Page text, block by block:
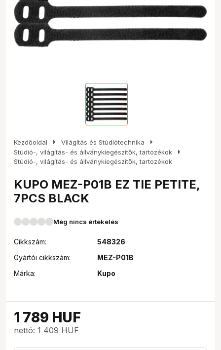
Kezdőoldal arrow_right Világítás és Stúdiótechnika arrow_right
Stúdió-, világítás- és állványkiegészítők, tartozékok arrow_right
Stúdió-, világítás- és állványkiegészítők, tartozékok
KUPO MEZ-P01B EZ TIE PETITE,
7PCS BLACK
Még nincs értékelés
Cikkszám:
548326
Gyártói cikkszám:
MEZ-P01B
Márka:
Kupo
1 789 HUF
nettó: 1 409 HUF